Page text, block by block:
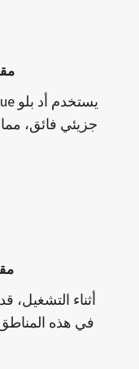
جزيئي فائق،
أثناء
في هذه